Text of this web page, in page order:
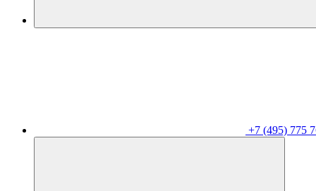
+7 (495) 775